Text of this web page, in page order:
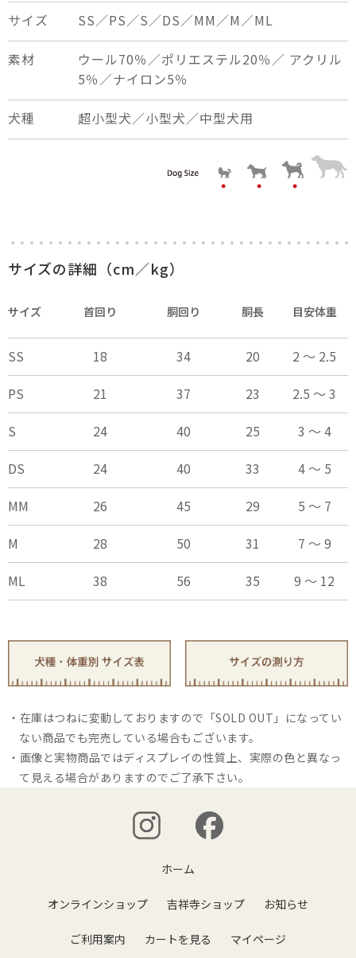
サイズの詳細（cm／kg）
サイズ 首回り 胴回り 胴長 目安体重
SS 18 34 20
2 ～ 2.5
PS
21 37 23
2.5 ～ 3
S
24 40 25
3 ～ 4
DS
24 40 33
4 ～ 5
MM
26 45 29
5 ～ 7
M
28 50 31
7 ～ 9
ML
38 56 35 9 ～ 12
在庫はつねに変動しておりますので「SOLD OUT」になってい
ない商品でも完売している場合もございます。
画像と実物商品ではディスプレイの性質上、実際の色と異なっ
て見える場合がありますのでご了承下さい。
サイズ SS／PS／S／DS／MM／M／ML
素材
ウール70％／ポリエステル20％／ アクリル
5％／ナイロン5％
犬種 超小型犬／小型犬／中型犬用
close ×
ホーム
オンラインショップ 吉祥寺ショップ お知らせ
ご利用案内 カートを見る マイページ